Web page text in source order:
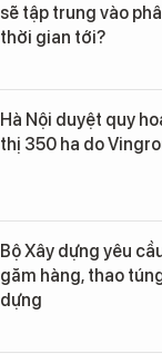
sẽ tập trung vào
thời gian tới?
Hà Nội duyệt quy
thị 350 ha do
Bộ Xây dựng yêu
găm hàng, thao
dựng